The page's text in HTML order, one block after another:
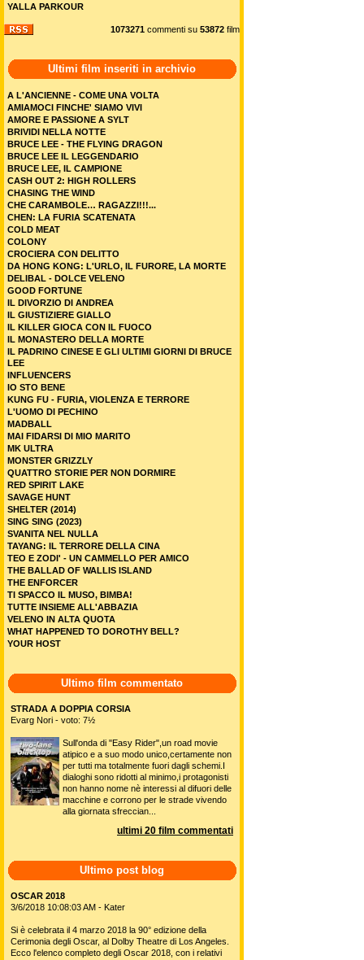
YALLA PARKOUR
1073271 commenti su 53872 film
Ultimi film inseriti in archivio
A L'ANCIENNE - COME UNA VOLTA
AMIAMOCI FINCHE' SIAMO VIVI
AMORE E PASSIONE A SYLT
BRIVIDI NELLA NOTTE
BRUCE LEE - THE FLYING DRAGON
BRUCE LEE IL LEGGENDARIO
BRUCE LEE, IL CAMPIONE
CASH OUT 2: HIGH ROLLERS
CHASING THE WIND
CHE CARAMBOLE… RAGAZZI!!!...
CHEN: LA FURIA SCATENATA
COLD MEAT
COLONY
CROCIERA CON DELITTO
DA HONG KONG: L'URLO, IL FURORE, LA MORTE
DELIBAL - DOLCE VELENO
GOOD FORTUNE
IL DIVORZIO DI ANDREA
IL GIUSTIZIERE GIALLO
IL KILLER GIOCA CON IL FUOCO
IL MONASTERO DELLA MORTE
IL PADRINO CINESE E GLI ULTIMI GIORNI DI BRUCE
LEE
INFLUENCERS
IO STO BENE
KUNG FU - FURIA, VIOLENZA E TERRORE
L'UOMO DI PECHINO
MADBALL
MAI FIDARSI DI MIO MARITO
MK ULTRA
MONSTER GRIZZLY
QUATTRO STORIE PER NON DORMIRE
RED SPIRIT LAKE
SAVAGE HUNT
SHELTER (2014)
SING SING (2023)
SVANITA NEL NULLA
TAYANG: IL TERRORE DELLA CINA
TEO E ZODI' - UN CAMMELLO PER AMICO
THE BALLAD OF WALLIS ISLAND
THE ENFORCER
TI SPACCO IL MUSO, BIMBA!
TUTTE INSIEME ALL'ABBAZIA
VELENO IN ALTA QUOTA
WHAT HAPPENED TO DOROTHY BELL?
YOUR HOST
Ultimo film commentato
STRADA A DOPPIA CORSIA
Evarg Nori - voto: 7½
Sull'onda di "Easy Rider",un road movie
atipico e a suo modo unico,certamente non
per tutti ma totalmente fuori dagli schemi.I
dialoghi sono ridotti al minimo,i protagonisti
non hanno nome nè interessi al difuori delle
macchine e corrono per le strade vivendo
alla giornata sfreccian...
ultimi 20 film commentati
Ultimo post blog
OSCAR 2018
3/6/2018 10:08:03 AM - Kater
Si è celebrata il 4 marzo 2018 la 90° edizione della
Cerimonia degli Oscar, al Dolby Theatre di Los Angeles.
Ecco l'elenco completo degli Oscar 2018, con i relativi